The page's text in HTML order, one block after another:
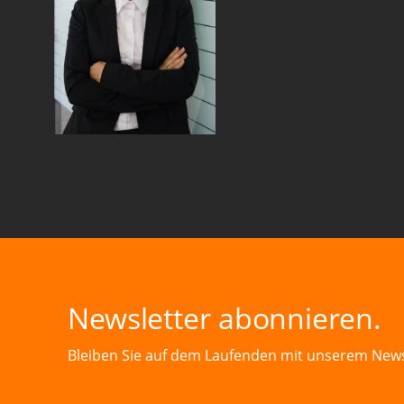
Newsletter abonnieren.
Bleiben Sie auf dem Laufenden mit unserem